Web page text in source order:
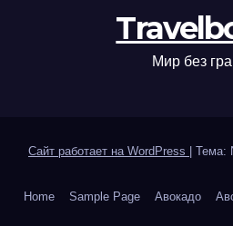
Мир без
Сайт работает на WordPress Тема:
Home Sample Page Авокадо